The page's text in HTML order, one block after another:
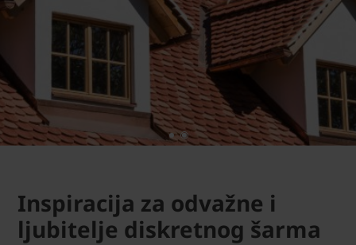
Inspiracija za odvažne i
ljubitelje diskretnog šarma